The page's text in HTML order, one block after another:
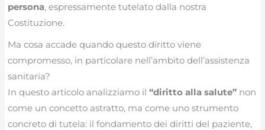
persona, espressamente tutelato dalla nostra
Costituzione.
Ma cosa accade quando questo diritto viene
compromesso, in particolare nell’ambito dell’assistenza
sanitaria?
In questo articolo analizziamo il“diritto alla salute” non
come un concetto astratto, ma come uno strumento
concreto di tutela: il fondamento dei diritti del paziente,